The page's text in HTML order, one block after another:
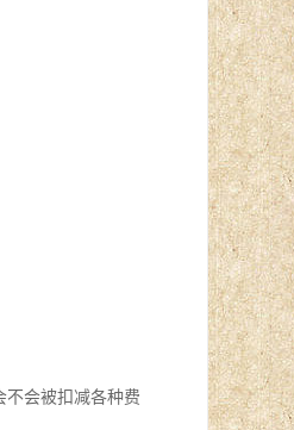
不会被扣减各种费